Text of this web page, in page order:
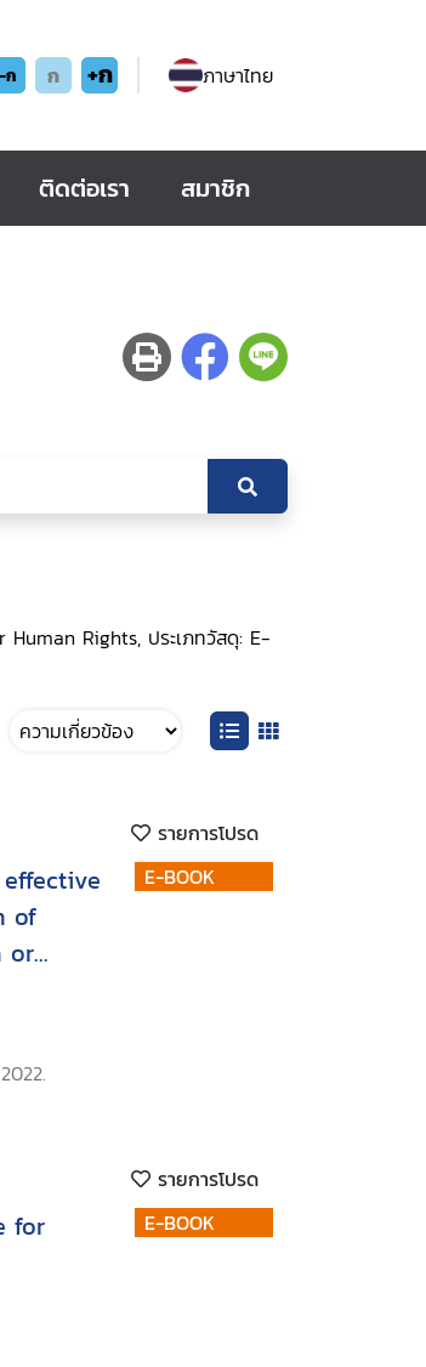
-ก ก +ก ภาษาไทย
ติดต่อเรา สมาชิก
Rights, ประเภทวัสดุ: E-
รายการโปรด
of
or
E-BOOK
รายการโปรด
E-BOOK